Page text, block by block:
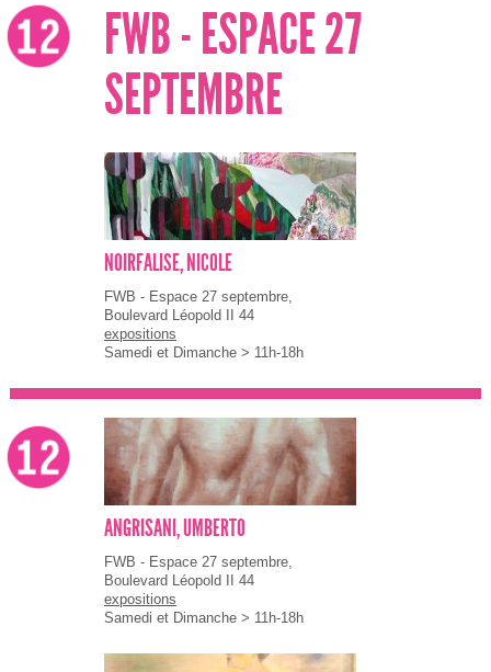
FWB - ESPACE 27
SEPTEMBRE
NOIRFALISE, NICOLE
FWB - Espace 27 septembre,
Boulevard Léopold II 44
expositions
Samedi et Dimanche > 11h-18h
ANGRISANI, UMBERTO
FWB - Espace 27 septembre,
Boulevard Léopold II 44
expositions
Samedi et Dimanche > 11h-18h